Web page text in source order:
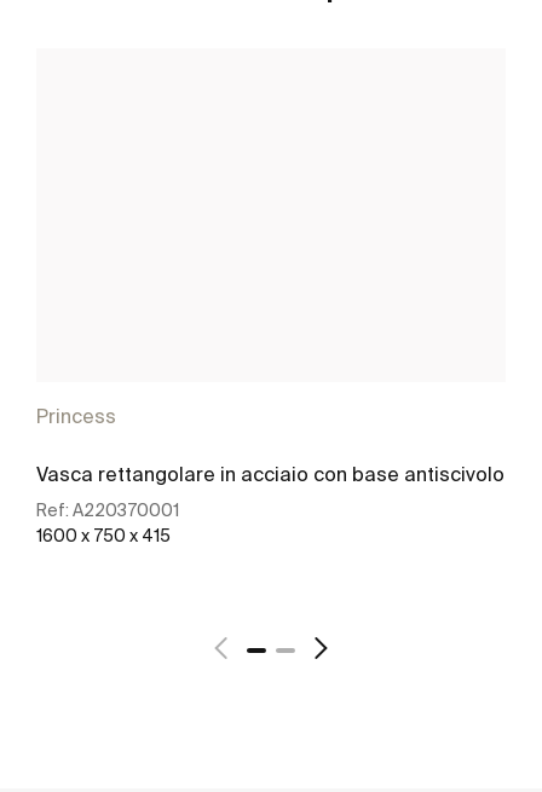
Princess
Vasca rettangolare in acciaio con base antiscivolo
Ref: A220370001
1600 x 750 x 415